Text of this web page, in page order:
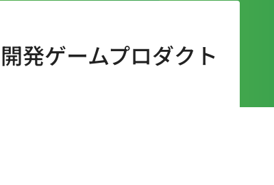
発ゲームプロダクト